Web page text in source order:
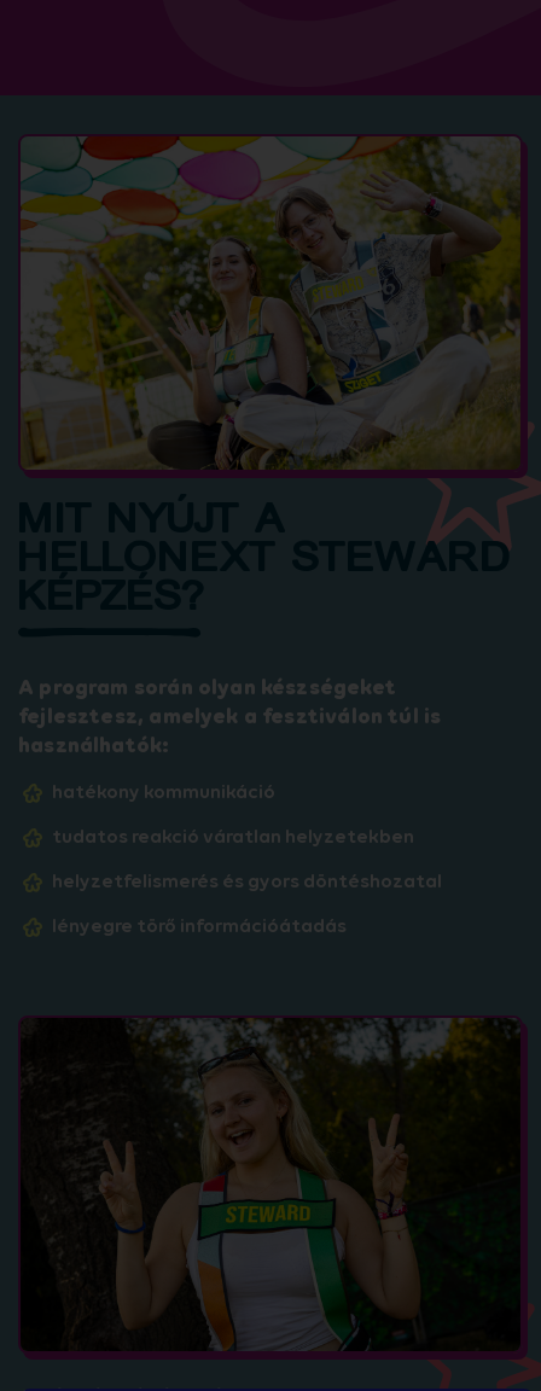
HELLONEXT STEWARD
A program során olyan készségeket
fejlesztesz, amelyek a fesztiválon túl is
használhatók:
hatékony kommunikáció
tudatos reakció váratlan helyzetekben
helyzetfelismerés és gyors döntéshozatal
lényegre törő információátadás